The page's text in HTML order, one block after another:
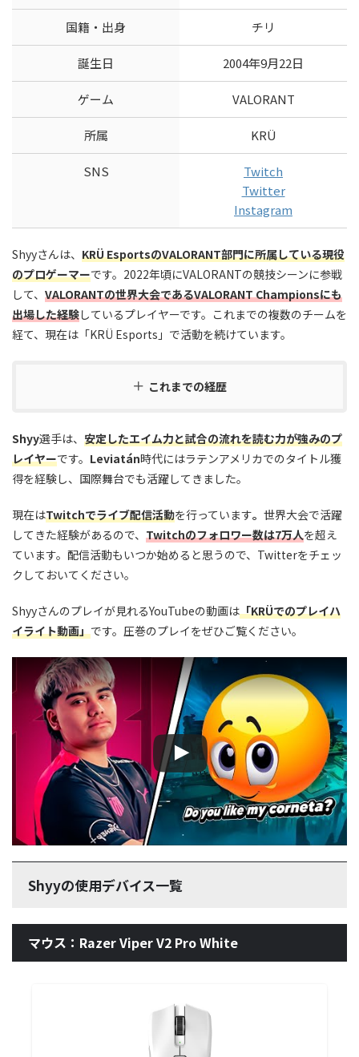
国籍・出身 チリ
誕生日 2004年9月22日
ゲーム VALORANT
所属 KRÜ
SNS
Twitch
Twitter
Instagram
Shyyさんは、 KRÜ EsportsのVALORANT部門に所属している現役
のプロゲーマーです。2022年頃にVALORANTの競技シーンに参戦
して、 VALORANTの世界大会であるVALORANT Championsにも
出場した経験しているプレイヤーです。これまでの複数のチームを
経て、現在は「KRÜ Esports」で活動を続けています。
これまでの経歴
Shyy選手は、 安定したエイム力と試合の流れを読む力が強みのプ
レイヤーです。 Leviatán時代にはラテンアメリカでのタイトル獲
得を経験し、国際舞台でも活躍してきました。
現在はTwitchでライブ配信活動を行っています。 世界大会で活躍
してきた経験があるので、 Twitchのフォロワー数は7万人を超え
ています。配信活動もいつか始めると思うので、Twitterをチェッ
クしておいてください。
Shyyさんのプレイが見れるYouTubeの動画は「KRÜでのプレイハ
イライト動画」です。圧巻のプレイをぜひご覧ください。
この動画を YouTube で視聴
Shyyの使用デバイス一覧
マウス：Razer Viper V2 Pro White